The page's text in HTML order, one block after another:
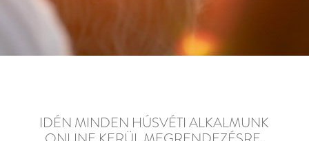
IDÉN MINDEN HÚSVÉTI ALKALMUNK